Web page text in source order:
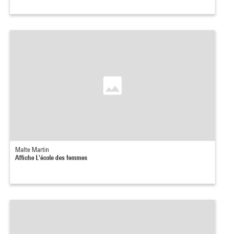
Malte Martin
Affiche L'école des femmes